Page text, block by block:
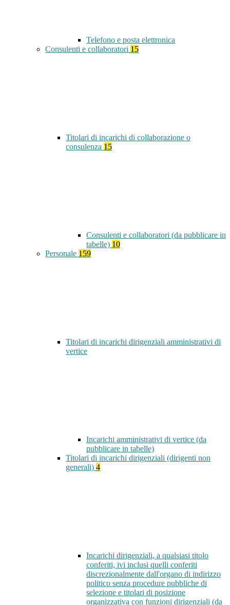
Telefono e posta elettronica
Consulenti e collaboratori 15
Titolari di incarichi di collaborazione o
consulenza 15
Consulenti e collaboratori (da pubblicare in
tabelle) 10
Personale 159
Titolari di incarichi dirigenziali amministrativi di
vertice
Incarichi amministrativi di vertice (da
pubblicare in tabelle)
Titolari di incarichi dirigenziali (dirigenti non
generali) 4
Incarichi dirigenziali, a qualsiasi titolo
conferiti, ivi inclusi quelli conferiti
discrezionalmente dall'organo di indirizzo
politico senza procedure pubbliche di
selezione e titolari di posizione
organizzativa con funzioni dirigenziali (da